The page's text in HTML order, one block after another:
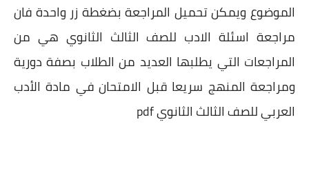
الموضوع ويمكن تحميل المراجعة بضغطة زر واحدة فان
مراجعة اسئلة الادب للصف الثالث الثانوي هي من
المراجعات التي يطلبها العديد من الطلاب بصفة دورية
ومراجعة المنهج سريعا قبل الامتحان في مادة الأدب
العربي للصف الثالث الثانوي pdf